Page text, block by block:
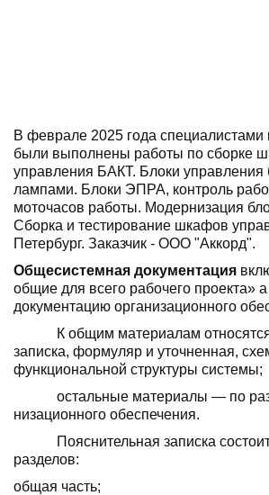
В феврале 2025 года
были выполнены работы по сборке
управления БАКТ. Блоки управления
лампами. Блоки ЭПРА, контроль
моточасов работы. Модернизация
Сборка и тестирование шкафов
Петербург. Заказчик - ООО "Аккорд".
Общесистемная документация
общие для всего рабочего проекта»
документацию организационного
К общим материалам относятся:
записка, формуляр и уточненная,
функциональной структуры системы;
остальные материалы — по
низационного обеспечения.
Пояснительная записка
разделов:
общая часть;